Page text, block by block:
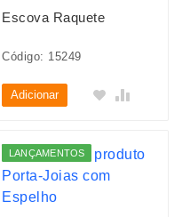
Escova Raquete
Código: 15249
Adicionar
LANÇAMENTOS